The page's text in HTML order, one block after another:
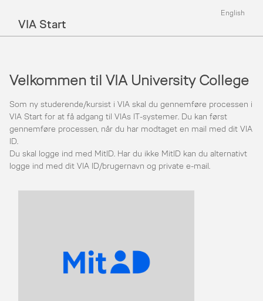
English
VIA Start
Velkommen til VIA University College
Som ny studerende/kursist i VIA skal du gennemføre processen i
VIA Start for at få adgang til VIAs IT-systemer. Du kan først
gennemføre processen, når du har modtaget en mail med dit VIA
ID.
Du skal logge ind med MitID. Har du ikke MitID kan du alternativt
logge ind med dit VIA ID/brugernavn og private e-mail.